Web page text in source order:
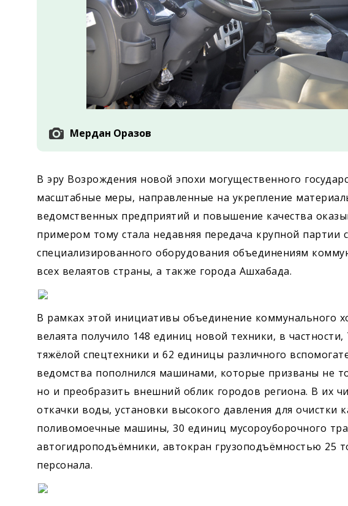
Спорт
Мердан Оразов
В эру Возрождения новой эпохи могущественного
масштабные меры, направленные на укрепление
ведомственных предприятий и повышение качества
примером тому стала недавняя передача крупной партии
специализированного оборудования объединениям
всех велаятов страны, а также города Ашхабада.
В рамках этой инициативы объединение коммунального
велаята получило 148 единиц новой техники, в
тяжёлой спецтехники и 62 единицы различного
ведомства пополнился машинами, которые призваны не
но и преобразить внешний облик городов региона. В их
откачки воды, установки высокого давления для очистки
поливомоечные машины, 30 единиц мусороуборочного
автогидроподъёмники, автокран грузоподъёмностью 25
персонала.